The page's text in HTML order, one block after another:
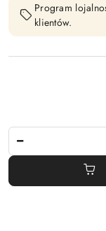
Program
klientów.